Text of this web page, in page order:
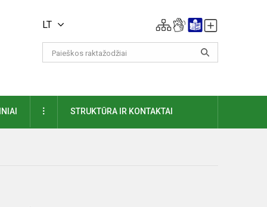
LT
DAUGIAUSTRUKTŪRA IR KONTAKTAI